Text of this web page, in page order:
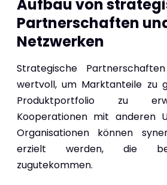
Aufbau von
Partnerschaften
Netzwerken
Strategische
wertvoll, um Marktanteile zu
Produktportfolio zu
Kooperationen mit anderen
Organisationen können
erzielt werden, die
zugutekommen.